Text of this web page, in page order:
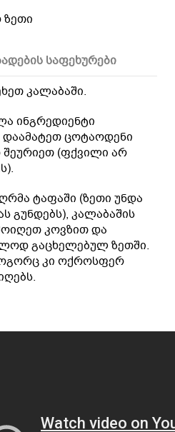
ზეთი
საფეხურები
კალაბაში.
ინგრედიენტი
დაამატეთ ცოტაოდენი
(ფქვილი არ
ტაფაში (ზეთი უნდა
გუნდებს), კალაბაშის
კოვზით და
გაცხელებულ ზეთში.
კი ოქროსფერ